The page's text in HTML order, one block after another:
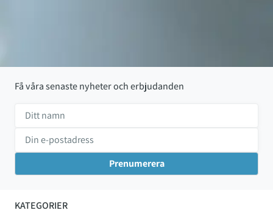
KATEGORIER
Få våra senaste nyheter och erbjudanden